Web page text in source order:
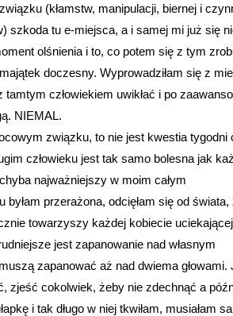
(kłamstw, manipulacji, biernej i
szkoda tu e-miejsca, a i samej mi już się
olśnienia i to, co potem się z tym
doczesny. Wyprowadziłam się z
tamtym człowiekiem uwikłać i po
NIEMAL.
związku, to nie jest kwestia tygodni
człowieku jest tak samo bolesna jak
najważniejszy w moim całym
przerażona, odcięłam się od
towarzyszy każdej kobiecie
jest zapanowanie nad własnym
zapanować aż nad dwiema głowami.
zjeść cokolwiek, żeby nie zdechnąć a
i tak długo w niej tkwiłam, musiałam